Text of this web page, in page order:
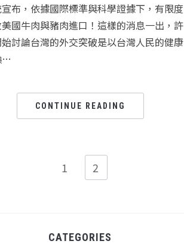
布，依據國際標準與科學證據下，有限度
國牛肉與豬肉進口！這樣的消息一出，許
討論台灣的外交突破是以台灣人民的健康
…
CONTINUE READING
1 2
CATEGORIES